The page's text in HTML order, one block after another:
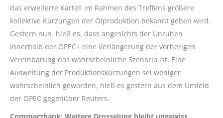
das erweiterte Kartell im Rahmen des Treffens größere
kollektive Kürzungen der Ölproduktion bekannt geben wird.
Gestern nun hieß es, dass angesichts der Unruhen
innerhalb der OPEC+ eine Verlängerung der vorherigen
Vereinbarung das wahrscheinliche Szenario ist. Eine
Ausweitung der Produktionskürzungen sei weniger
wahrscheinlich geworden, hieß es gestern aus dem Umfeld
der OPEC gegenüber Reuters.